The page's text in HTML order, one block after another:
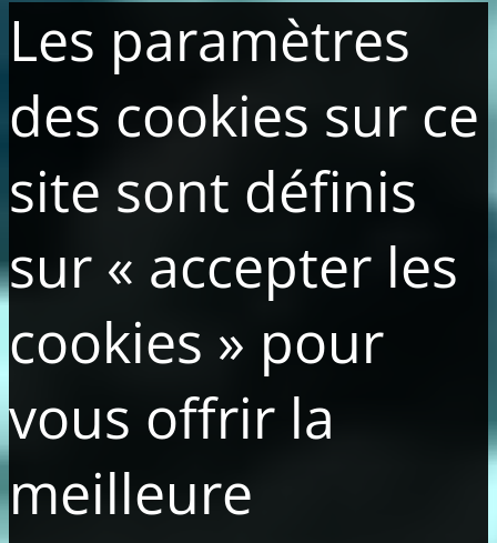
Les paramètres
des cookies sur ce
site sont définis
sur « accepter les
cookies » pour
vous offrir la
meilleure